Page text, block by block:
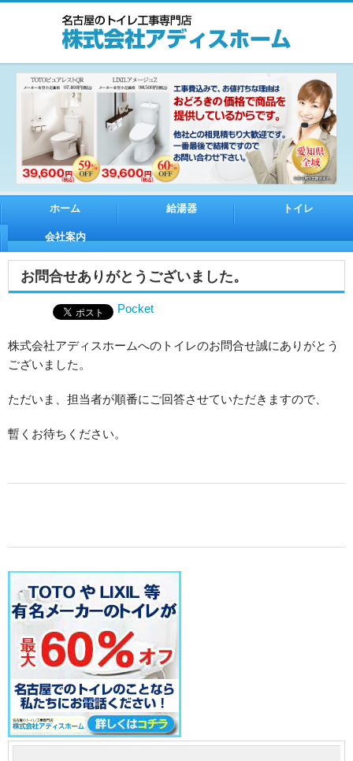
ホーム 給湯器 トイレ
会社案内
お問合せありがとうございました。
Pocket
株式会社アディスホームへのトイレのお問合せ誠にありがとう
ございました。
ただいま、担当者が順番にご回答させていただきますので、
暫くお待ちください。